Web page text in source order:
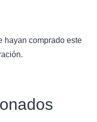
hayan comprado este